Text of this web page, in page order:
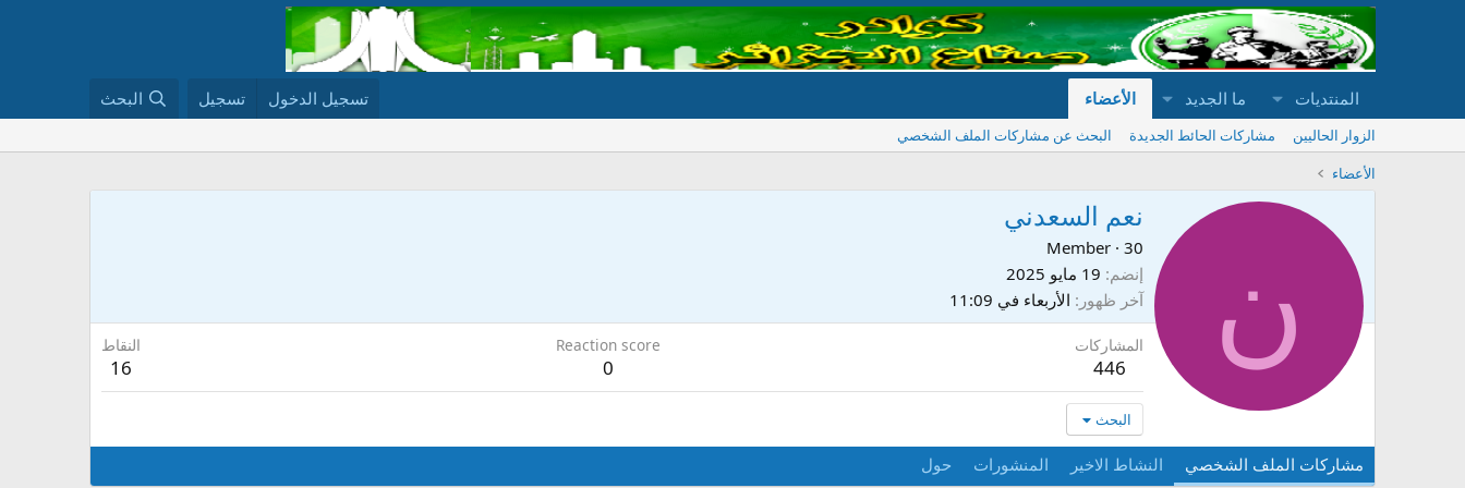
المنتديات ما الجديد الأعضاء تسجيل الدخول تسجيل البحث
الزوار الحاليين مشاركات الحائط الجديدة
البحث عن مشاركات الملف الشخصي
الأعضاء
ن
نعم السعدني
Member · 30
إنضم 19 مايو 2025
آخر ظهور
الأربعاء في 11:09
المشاركات
446
Reaction score
0
النقاط
16
البحث
مشاركات الملف الشخصي النشاط الاخير المنشورات حول